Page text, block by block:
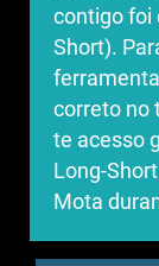
contigo foi
Short).
correto no
te acesso
Long-
Mota